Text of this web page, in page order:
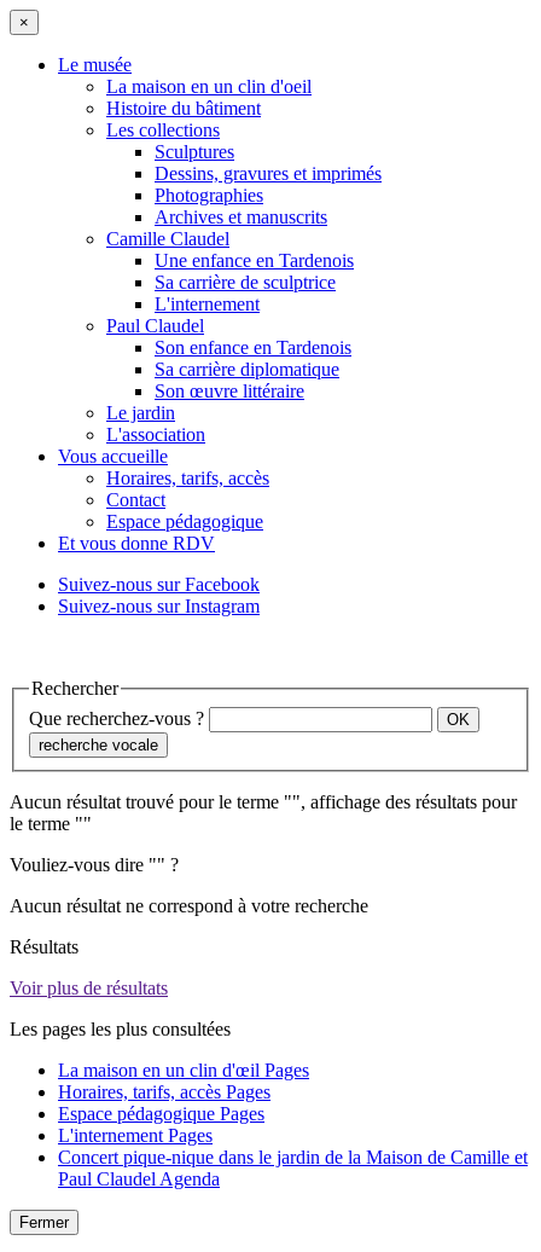
×
Le musée
La maison en un clin d'oeil
Histoire du bâtiment
Les collections
Sculptures
Dessins, gravures et imprimés
Photographies
Archives et manuscrits
Camille Claudel
Une enfance en Tardenois
Sa carrière de sculptrice
L'internement
Paul Claudel
Son enfance en Tardenois
Sa carrière diplomatique
Son œuvre littéraire
Le jardin
L'association
Vous accueille
Horaires, tarifs, accès
Contact
Espace pédagogique
Et vous donne RDV
Suivez-nous sur Facebook
Suivez-nous sur Instagram
Rechercher
Que recherchez-vous ?
recherche vocale
Aucun résultat trouvé pour le terme "", affichage des résultats pour
le terme ""
Vouliez-vous dire "" ?
Aucun résultat ne correspond à votre recherche
Résultats
Voir plus de résultats
Les pages les plus consultées
La maison en un clin d'œil Pages
Horaires, tarifs, accès Pages
Espace pédagogique Pages
L'internement Pages
Concert pique-nique dans le jardin de la Maison de Camille et
Paul Claudel Agenda
Fermer